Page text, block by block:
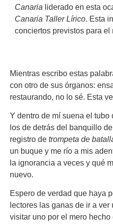
Canaria liderado en esta
Canaria Taller Lírico. Esta
conciertos previstos para el
Mientras escribo estas
con otro de sus órganos:
restaurando, no lo sé. Esta
Y dentro de mí suena el
los de detrás del banquillo
registro de trompeta de
un buque y me río a mis
la ignorancia a veces y qué
nuevo.
Espero de verdad que haya
lectores las ganas de ir a
visitar uno por el mero